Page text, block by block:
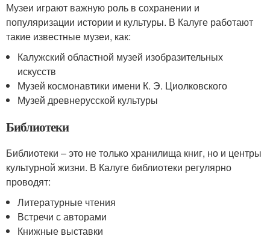
Музеи играют важную роль в сохранении и
популяризации истории и культуры. В Калуге работают
такие известные музеи, как:
Калужский областной музей изобразительных
искусств
Музей космонавтики имени К. Э. Циолковского
Музей древнерусской культуры
Библиотеки
Библиотеки – это не только хранилища книг, но и центры
культурной жизни. В Калуге библиотеки регулярно
проводят:
Литературные чтения
Встречи с авторами
Книжные выставки